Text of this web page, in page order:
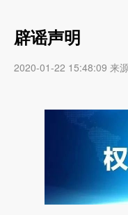
辟谣声明
2020-01-22 15:48:09 来